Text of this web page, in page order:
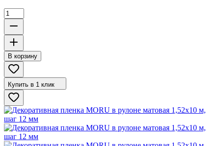
В корзину
Купить в 1 клик